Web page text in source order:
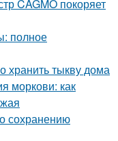
CAGMO покоряет
полное
хранить тыкву дома
моркови: как
сохранению